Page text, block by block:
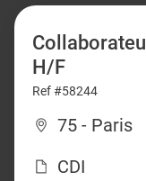
H/F
Ref #58244
75 - Paris
CDI